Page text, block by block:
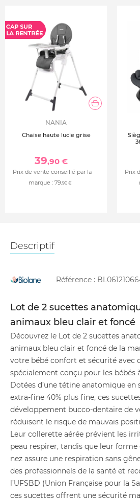
NANIA
Chaise haute lucie grise
39,90 €
Prix de vente conseillé par la
marque : 79,90 €
Prix
Descriptif
Référence :
Lot de 2 sucettes
animaux bleu clair et foncé
Découvrez le Lot de 2 sucettes
animaux bleu clair et foncé de la
votre bébé confort et sécurité avec
spécialement conçu pour les bébés
Dotées d’une tétine anatomique en
extra-fine 40% plus fine, ces
développement bucco-dentaire de
réduisent le risque de mauvais
Leur collerette aérée prévient les
peau respirer, tandis que leur forme
nez assure une respiration sans
des professionnels de la santé et
l’UFSBD (Union Française pour la
ces sucettes offrent une sécurité